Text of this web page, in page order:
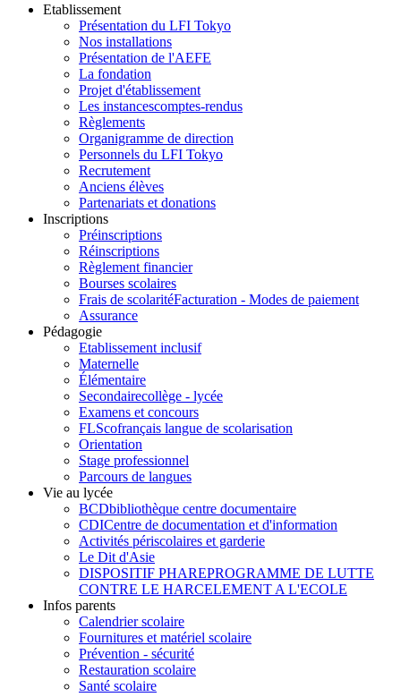
Etablissement
Présentation du LFI Tokyo
Nos installations
Présentation de l'AEFE
La fondation
Projet d'établissement
Les instancescomptes-rendus
Règlements
Organigramme de direction
Personnels du LFI Tokyo
Recrutement
Anciens élèves
Partenariats et donations
Inscriptions
Préinscriptions
Réinscriptions
Règlement financier
Bourses scolaires
Frais de scolaritéFacturation - Modes de paiement
Assurance
Pédagogie
Etablissement inclusif
Maternelle
Élémentaire
Secondairecollège - lycée
Examens et concours
FLScofrançais langue de scolarisation
Orientation
Stage professionnel
Parcours de langues
Vie au lycée
BCDbibliothèque centre documentaire
CDICentre de documentation et d'information
Activités périscolaires et garderie
Le Dit d'Asie
DISPOSITIF PHAREPROGRAMME DE LUTTE
CONTRE LE HARCELEMENT A L'ECOLE
Infos parents
Calendrier scolaire
Fournitures et matériel scolaire
Prévention - sécurité
Restauration scolaire
Santé scolaire